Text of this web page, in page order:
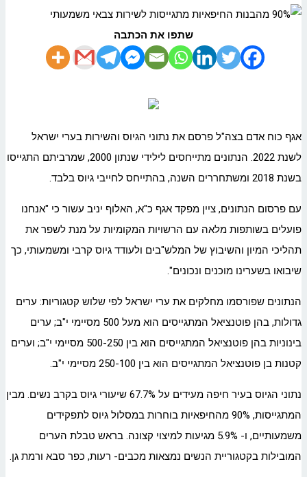
שתפו את הכתבה
אגף כוח אדם בצה"ל פרסם את נתוני הגיוס והשירות בערי ישראל
לשנת 2022. הנתונים מתייחסים לילידי שנתון 2000, שמרביתם התגייסו
בשנת 2018 ומשתחררים השנה, בהתייחס לחייבי גיוס בלבד.
עם פרסום הנתונים, ציין מפקד אגף כ"א, האלוף יניב עשור כי "אנחנו
פועלים בשותפות מלאה עם הרשויות המקומיות על מנת לשפר את
תהליכי המיון והשיבוץ של המלש"בים ולעודד גיוס קרבי ומשמעותי, כך
שיבואו בשערינו מוכנים ונכונים".
הנתונים שפורסמו מחלקים את ערי ישראל לפי שלוש קטגוריות: ערים
גדולות, בהן פוטנציאל המתגייסים הוא מעל 500 מסיימי י"ב; ערים
בינוניות בהן פוטנציאל המתגייסים הוא בין 500-250 מסיימי י"ב; וערים
קטנות בן פוטנציאל המתגייסים הוא בין 250-100 מסיימי י"ב.
נתוני הגיוס בעיר חיפה מעידים על 67.7% שיעורי גיוס בקרב נשים. מבין
המתגייסות, 90% מהחיפאיות בוחרות במסלול גיוס לתפקידים
משמעותיים, ו- 5.9% מגיעות למיצוי קצונה. בראש טבלת הערים
המובילות בקטגוריית הנשים נמצאות מכבים- רעות, כפר סבא ורמת גן.